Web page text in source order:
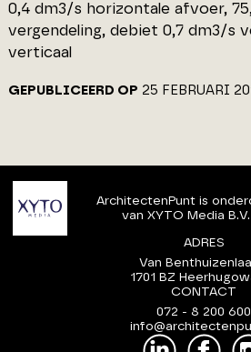
0,4 dm3/s horizontale afvoer,
vergendeling, debiet 0,7 dm3/s
verticaal
GEPUBLICEERD OP 25 FEBRUARI
ArchitectenPunt is
van XYTO Media B.V.
ADRES
Van
1701 BZ
CONTACT
072 - 8 200 600